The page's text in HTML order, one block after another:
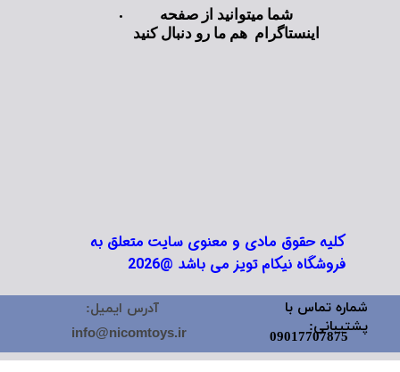
کلیه حقوق مادی و معنوی سایت متعلق به
فروشگاه نیکام تویز می باشد @2026
شما میتوانید از صفحه
اینستاگرام هم ما رو دنبال کنید
شماره تماس با
پشتیبانی:
09017707875
آدرس ایمیل:
info@nicomtoys.ir